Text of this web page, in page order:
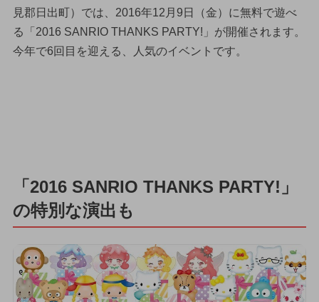
見郡日出町）では、2016年12月9日（金）に無料で遊べ
る「2016 SANRIO THANKS PARTY!」が開催されます。
今年で6回目を迎える、人気のイベントです。
「2016 SANRIO THANKS PARTY!」
の特別な演出も